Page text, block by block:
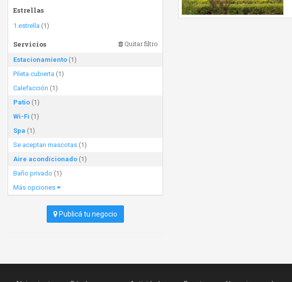
Estrellas
1 estrella (1)
Servicios Quitar filtro
Estacionamiento (1)
Pileta cubierta (1)
Calefacción (1)
Patio (1)
Wi-Fi (1)
Spa (1)
Se aceptan mascotas (1)
Aire acondicionado (1)
Baño privado (1)
Más opciones
Publicá tu negocio